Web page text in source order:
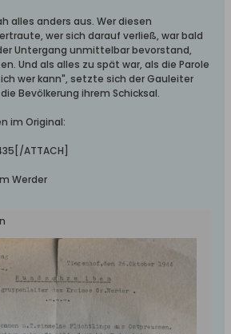
alles anders aus. Wer diesen
wer sich darauf verließ, war bald
Untergang unmittelbar bevorstand,
Und als alles zu spät war, als die Parole
wer kann", setzte sich der Gauleiter
Bevölkerung ihrem Schicksal.
im Original:
ATTACH]
Werder